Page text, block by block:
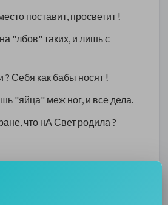
поставит, просветит !
"лбов" таких, и лишь с
? Себя как бабы носят !
"яйца" меж ног, и все дела.
что нА Свет родила ?
то "ж*опа", то "засада".